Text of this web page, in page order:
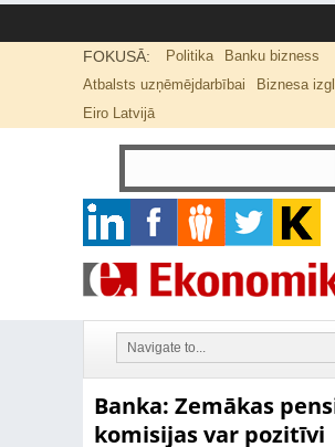
FOKUSĀ: Politika
Banku bizness
Atbalsts uzņēmējdarbībai
Biznesa
Eiro Latvijā
Banka: Zemākas
komisijas var pozitīvi